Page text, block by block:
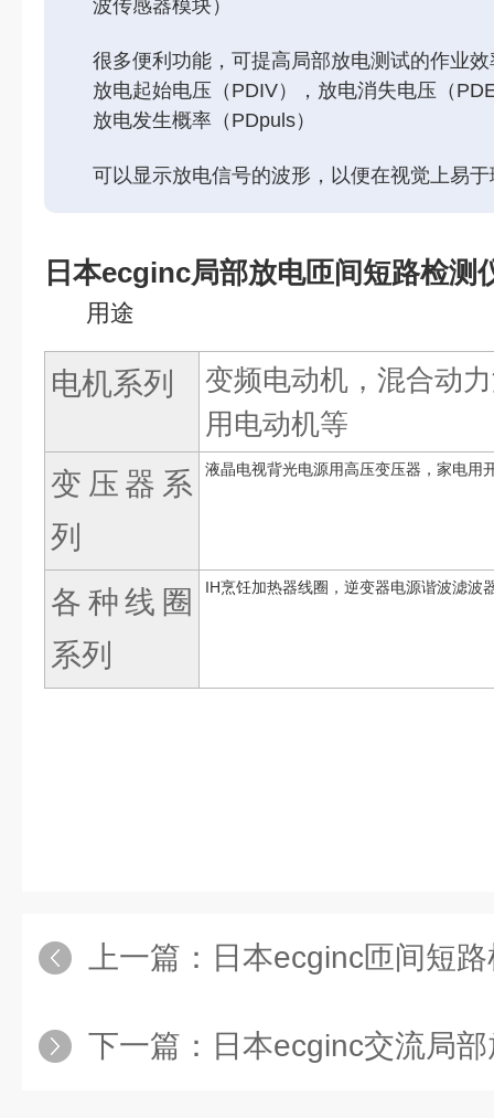
波传感器模块）
很多便利功能，可提高局部放电测试的作业效
放电起始电压（PDIV），放电消失电压（
放电发生概率（PDpuls）
可以显示放电信号的波形，以便在视觉上易
日本ecginc局部放电匝间短路检测
用途
电机系列
变频电动机，混合动
用电动机等
变压器系
列
液晶电视背光电源用高压变压器，家电用
各种线圈
系列
IH烹饪加热器线圈，逆变器电源谐波滤波
上一篇： 日本ecginc匝间短
下一篇： 日本ecginc交流局部